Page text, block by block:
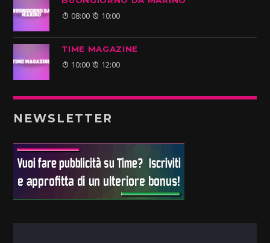
08:00 10:00
TIME MAGAZINE
10:00 12:00
NEWSLETTER